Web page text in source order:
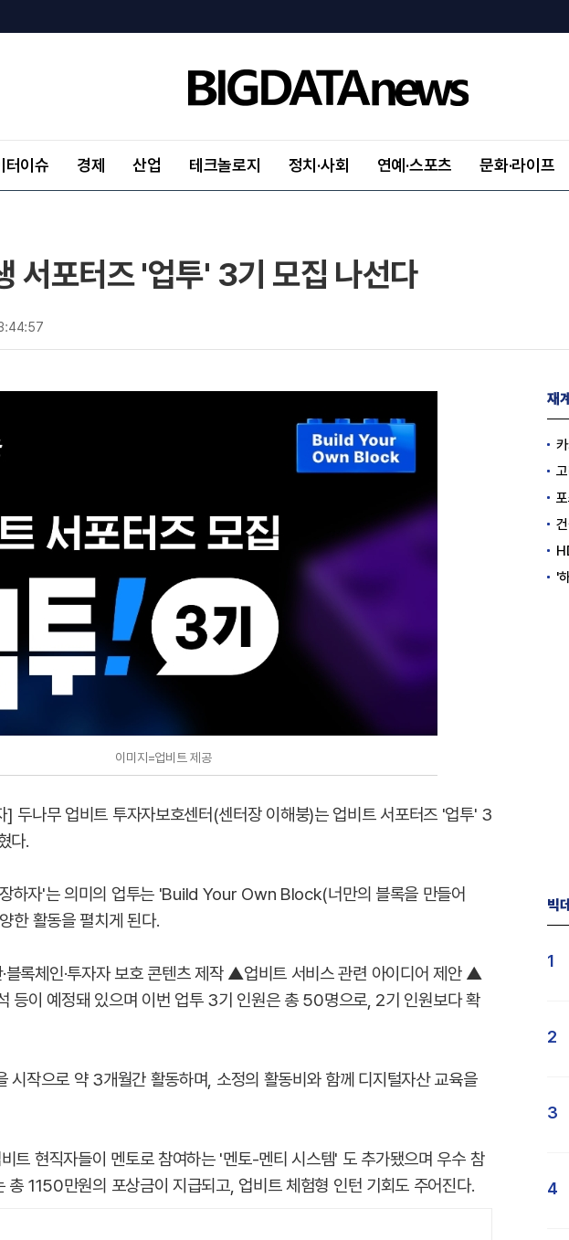
터이슈 경제 산업 테크놀로지 정치·사회 연예·스포츠 문화·라이프
서포터즈 '업투' 3기 모집 나선다
이미지=업비트 제공
] 두나무 업비트 투자자보호센터(센터장 이해붕)는 업비트 서포터즈 '업투' 3
다.
하자'는 의미의 업투는 'Build Your Own Block(너만의 블록을 만들어
한 활동을 펼치게 된다.
블록체인·투자자 보호 콘텐츠 제작 ▲업비트 서비스 관련 아이디어 제안 ▲
등이 예정돼 있으며 이번 업투 3기 인원은 총 50명으로, 2기 인원보다 확
시작으로 약 3개월간 활동하며, 소정의 활동비와 함께 디지털자산 교육을
트 현직자들이 멘토로 참여하는 '멘토-멘티 시스템' 도 추가됐으며 우수 참
총 1150만원의 포상금이 지급되고, 업비트 체험형 인턴 기회도 주어진다.
재
카
고
포
건
'
빅
1
2
3
4